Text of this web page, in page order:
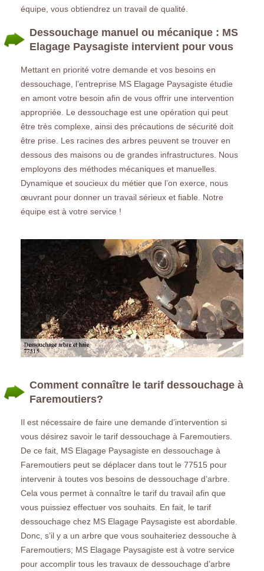
équipe, vous obtiendrez un travail de qualité.
Dessouchage manuel ou mécanique : MS
Elagage Paysagiste intervient pour vous
Mettant en priorité votre demande et vos besoins en
dessouchage, l’entreprise MS Elagage Paysagiste étudie
en amont votre besoin afin de vous offrir une intervention
appropriée. Le dessouchage est une opération qui peut
être très complexe, ainsi des précautions de sécurité doit
être prise. Les racines des arbres peuvent se trouver en
dessous des maisons ou de grandes infrastructures. Nous
employons des méthodes mécaniques et manuelles.
Dynamique et soucieux du métier que l’on exerce, nous
œuvrant pour donner un travail sérieux et fiable. Notre
équipe est à votre service !
Comment connaître le tarif dessouchage à
Faremoutiers?
Il est nécessaire de faire une demande d’intervention si
vous désirez savoir le tarif dessouchage à Faremoutiers.
De ce fait, MS Elagage Paysagiste en dessouchage à
Faremoutiers peut se déplacer dans tout le 77515 pour
intervenir à toutes vos besoins de dessouchage d’arbre.
Cela vous permet à connaître le tarif du travail afin que
vous puissiez effectuer vos souhaits. En fait, le tarif
dessouchage chez MS Elagage Paysagiste est abordable.
Donc, s’il y a un arbre que vous souhaiteriez dessouche à
Faremoutiers; MS Elagage Paysagiste est à votre service
pour accomplir tous les travaux de dessouchage d’arbre